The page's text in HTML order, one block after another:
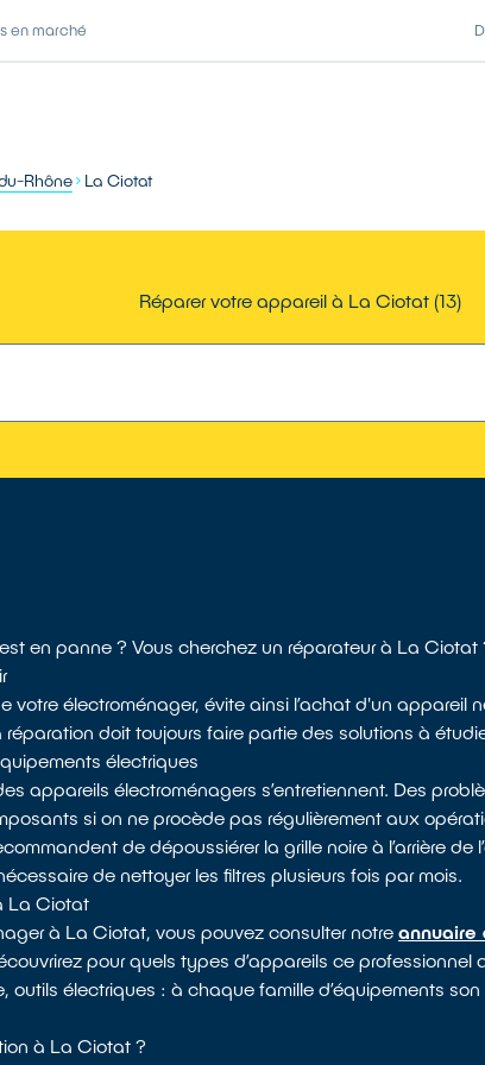
en marché
Rhône La Ciotat
Réparer votre appareil à La Ciotat (13)
en panne ? Vous cherchez un réparateur à La Ciotat
votre électroménager, évite ainsi l’achat d'un appareil
doit toujours faire partie des solutions à
électriques
appareils électroménagers s’entretiennent. Des
si on ne procède pas régulièrement aux
de dépoussiérer la grille noire à l’arrière de
de nettoyer les filtres plusieurs fois par mois.
La Ciotat
à La Ciotat, vous pouvez consulter notreannuaire
pour quels types d’appareils ce
outils électriques : à chaque famille d’équipements
à La Ciotat ?